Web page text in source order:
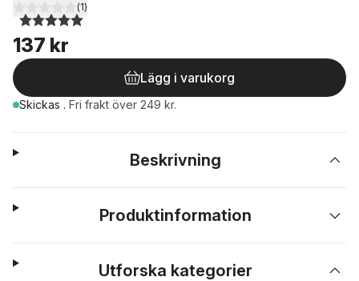
5,0utav 5 stjärnor. Totalt antal röster:
(1)
137 kr
Lägg i varukorg
Skickas . Fri frakt över 249 kr.
Beskrivning
Produktinformation
Utforska kategorier